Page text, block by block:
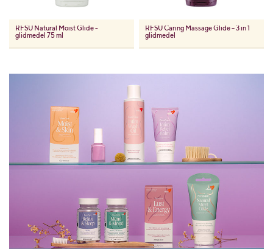
RFSU Natural Moist Glide -
glidmedel 75 ml
RFSUCaring Massage Glide – 3 in 1
glidmedel